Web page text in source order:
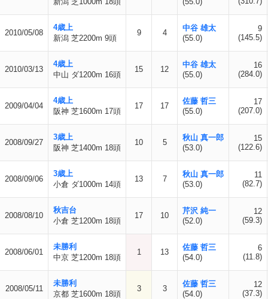
2010/05/08
4歳上
新潟 芝2200m 9頭
9 4
中谷 雄太
(55.0)
9
(145.5)
2010/03/13
4歳上
中山 ダ1200m 16頭
15 12
中谷 雄太
(55.0)
16
(284.0)
2009/04/04
4歳上
阪神 芝1600m 17頭
17 17
佐藤 哲三
(55.0)
17
(207.0)
2008/09/27
3歳上
阪神 芝1400m 18頭
10 5
秋山 真一郎
(53.0)
15
(122.6)
2008/09/06
3歳上
小倉 ダ1000m 14頭
13 7
秋山 真一郎
(53.0)
11
(82.7)
2008/08/10
秋吉台
小倉 芝1200m 18頭
17 10
芹沢 純一
(52.0)
12
(59.3)
2008/06/01
未勝利
中京 芝1200m 18頭
1 13
佐藤 哲三
(54.0)
6
(11.8)
2008/05/11
未勝利
京都 芝1600m 18頭
3 3
佐藤 哲三
(54.0)
12
(37.3)